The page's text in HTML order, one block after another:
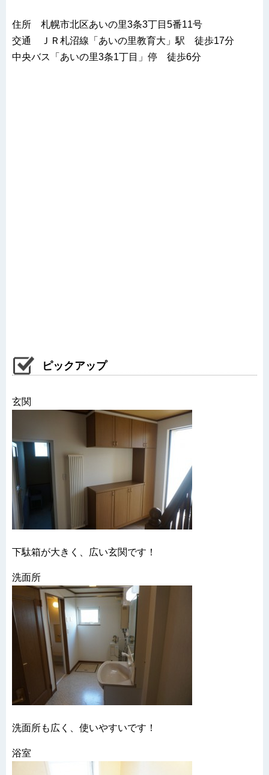
住所 札幌市北区あいの里3条3丁目5番11号
交通 ＪＲ札沼線「あいの里教育大」駅 徒歩17分
中央バス「あいの里3条1丁目」停 徒歩6分
ピックアップ
玄関
下駄箱が大きく、広い玄関です！
洗面所
洗面所も広く、使いやすいです！
浴室